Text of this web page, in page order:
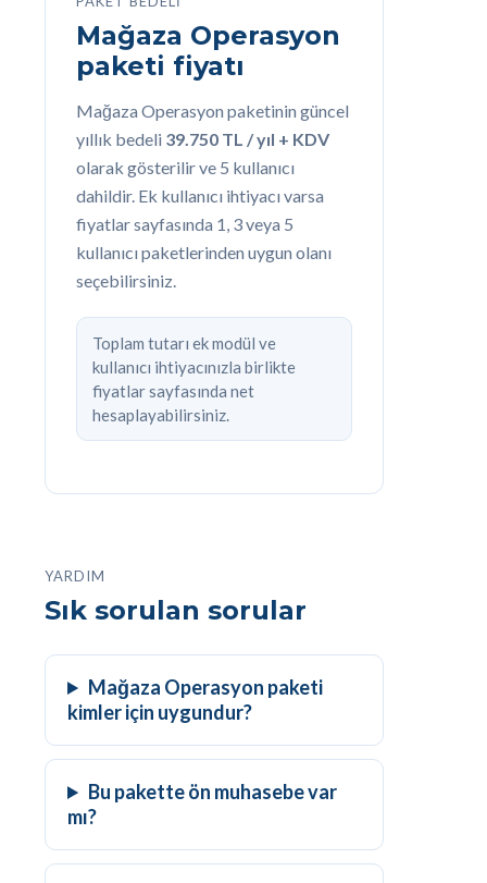
Mağaza Operasyon
paketi fiyatı
Mağaza Operasyon paketinin güncel
yıllık bedeli 39.750 TL / yıl + KDV
olarak gösterilir ve 5 kullanıcı
dahildir. Ek kullanıcı ihtiyacı varsa
fiyatlar sayfasında 1, 3 veya 5
kullanıcı paketlerinden uygun olanı
seçebilirsiniz.
Toplam tutarı ek modül ve
kullanıcı ihtiyacınızla birlikte
fiyatlar sayfasında net
hesaplayabilirsiniz.
YARDIM
Sık sorulan sorular
Mağaza Operasyon paketi
kimler için uygundur?
Bu pakette ön muhasebe var
mı?